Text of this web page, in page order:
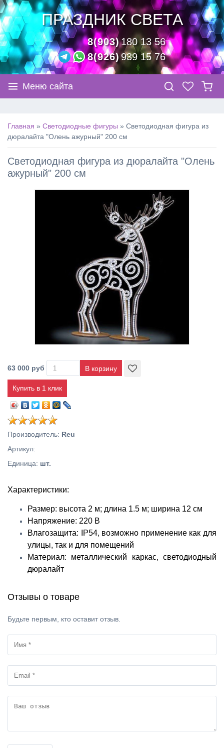
ПРАЗДНИК СВЕТА
8(903)180 13 56
8(926)939 15 76
Меню сайта
Главная » Светодиодные фигуры » Светодиодная фигура из
дюралайта "Олень ажурный" 200 см
Светодиодная фигура из дюралайта "Олень
ажурный" 200 см
63 000 руб
Купить в 1 клик
Производитель: Reu
Артикул:
Единица: шт.
Характеристики:
Размер: высота 2 м; длина 1.5 м; ширина 12 см
Напряжение: 220 В
Влагозащита: IP54, возможно применение как для
улицы, так и для помещений
Материал: металлический каркас, светодиодный
дюралайт
Отзывы о товаре
Будьте первым, кто оставит отзыв.